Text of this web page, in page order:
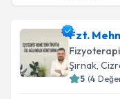
Fzt.
Fizyoterapi
Şırnak,
5 (4